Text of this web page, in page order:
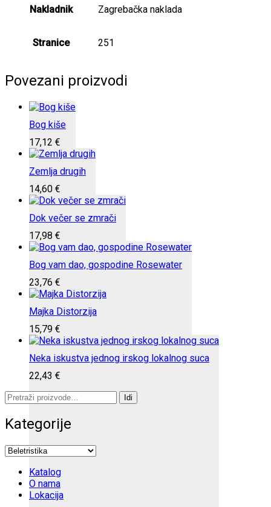
Nakladnik Zagrebačka naklada
Stranice 251
Povezani proizvodi
Bog kiše
17,12 €
Zemlja drugih
14,60 €
Dok večer se zmrači
17,98 €
Bog vam dao, gospodine Rosewater
23,76 €
Majka Distorzija
15,79 €
Neka iskustva jednog irskog lokalnog suca
22,43 €
Pretraži:
Idi
Kategorije
Katalog
O nama
Lokacija